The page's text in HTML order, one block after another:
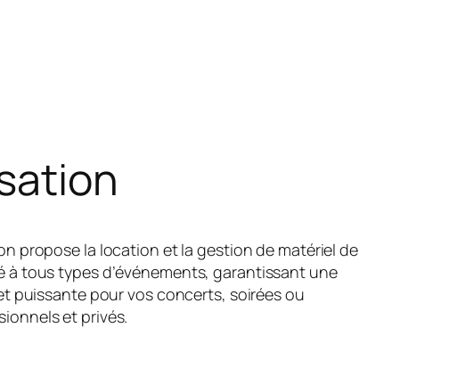
propose la location et la gestion de matériel de
tous types d’événements, garantissant une
puissante pour vos concerts, soirées ou
et privés.